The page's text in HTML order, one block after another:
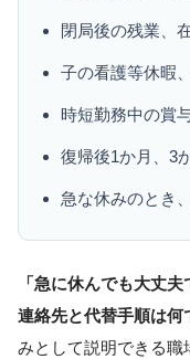
閉局後の残業、
子の看護等休暇
時短勤務中の賞
復帰後1か月、3
急な休みのとき
「急に休んでも大丈
連絡先と代替手順は何
みとして説明できる職